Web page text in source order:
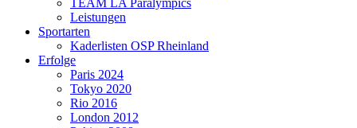
TEAM LA Paralympics
Leistungen
Sportarten
Kaderlisten OSP Rheinland
Erfolge
Paris 2024
Tokyo 2020
Rio 2016
London 2012